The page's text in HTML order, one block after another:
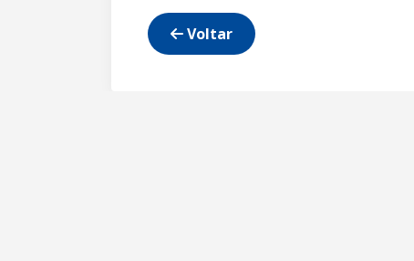
Voltar